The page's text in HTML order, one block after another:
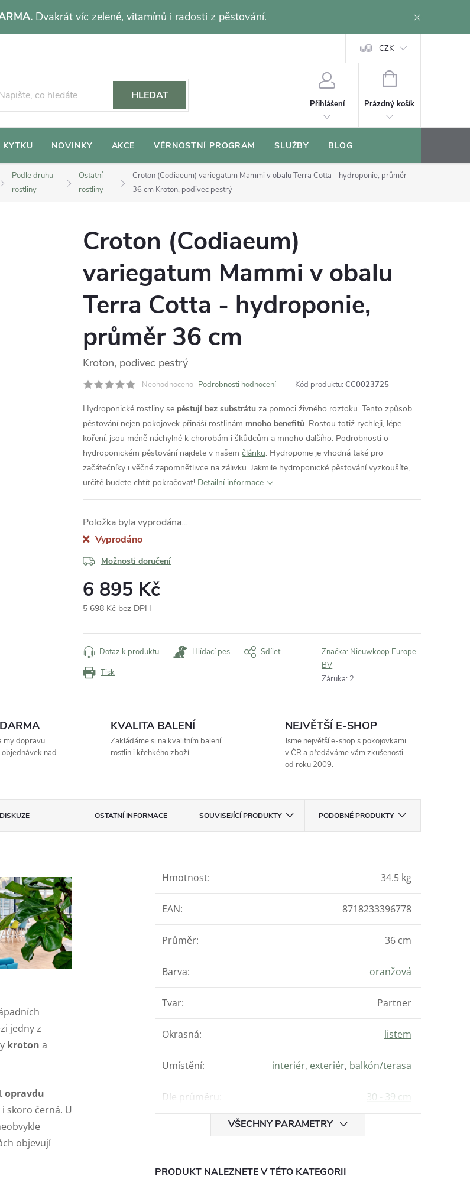
Dvakrát víc zeleně, vitamínů i radosti z pěstování.
CZK
HLEDAT
Přihlášení
NÁKUPNÍ
Prázdný košík
NOVINKY AKCE VĚRNOSTNÍ PROGRAM SLUŽBY BLOG
Podle druhu
rostliny
Ostatní
rostliny
Croton (Codiaeum) variegatum Mammi v obalu Terra Cotta - hydroponie, průměr
36 cm Kroton, podivec pestrý
Croton (Codiaeum)
variegatum Mammi v obalu
Terra Cotta - hydroponie,
průměr 36 cm
Kroton, podivec pestrý
Neohodnoceno Podrobnosti hodnocení Kód produktu: CC0023725
Hydroponické rostliny se pěstují bez substrátu za pomoci živného roztoku. Tento způsob
pěstování nejen pokojovek přináší rostlinám mnoho benefitů. Rostou totiž rychleji, lépe
koření, jsou méně náchylné k chorobám i škůdcům a mnoho dalšího. Podrobnosti o
hydroponickém pěstování najdete v našem článku. Hydroponie je vhodná také pro
začátečníky i věčné zapomnětlivce na zálivku. Jakmile hydroponické pěstování vyzkoušíte,
určitě budete chtít pokračovat! Detailní informace
Položka byla vyprodána…
Vyprodáno
Možnosti doručení
6 895 Kč
5 698 Kč bez DPH
cena:
Tisk
Dotaz k produktu Hlídací pes Sdílet Značka: Nieuwkoop Europe
BV
Záruka: 2
my dopravu
nad
KVALITA BALENÍ
Zakládáme si na kvalitním balení
rostlin i křehkého zboží.
NEJVĚTŠÍ E-SHOP
Jsme největší e-shop s pokojovkami
v ČR a předáváme vám zkušenosti
od roku 2009.
DISKUZE OSTATNÍ INFORMACE SOUVISEJÍCÍ PRODUKTY PODOBNÉ PRODUKTY
jedny z
kroton a
opravdu
skoro černá. U
objevují
Hmotnost: 34.5 kg
EAN: 8718233396778
Průměr: 36 cm
Barva: oranžová
Tvar: Partner
Okrasná: listem
Umístění: interiér, exteriér, balkón/terasa
Dle průměru: 30 - 39 cm
VŠECHNY PARAMETRY
PRODUKT NALEZNETE V TÉTO KATEGORII